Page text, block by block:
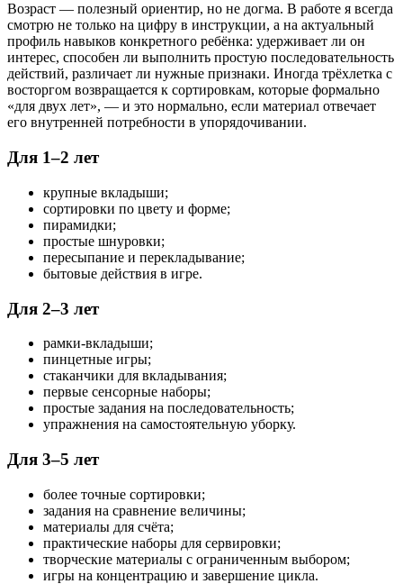
Возраст — полезный ориентир, но не догма. В работе я всегда
смотрю не только на цифру в инструкции, а на актуальный
профиль навыков конкретного ребёнка: удерживает ли он
интерес, способен ли выполнить простую последовательность
действий, различает ли нужные признаки. Иногда трёхлетка с
восторгом возвращается к сортировкам, которые формально
«для двух лет», — и это нормально, если материал отвечает
его внутренней потребности в упорядочивании.
Для 1–2 лет
крупные вкладыши;
сортировки по цвету и форме;
пирамидки;
простые шнуровки;
пересыпание и перекладывание;
бытовые действия в игре.
Для 2–3 лет
рамки-вкладыши;
пинцетные игры;
стаканчики для вкладывания;
первые сенсорные наборы;
простые задания на последовательность;
упражнения на самостоятельную уборку.
Для 3–5 лет
более точные сортировки;
задания на сравнение величины;
материалы для счёта;
практические наборы для сервировки;
творческие материалы с ограниченным выбором;
игры на концентрацию и завершение цикла.